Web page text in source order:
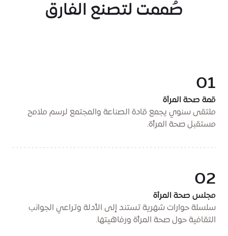
صُممت لتصنع الفارق
01
قمة صحة المرأة
ملتقى سنوي يجمع قادة الصناعة والمجتمع لرسم ملامح
مستقبل صحة المرأة.
02
مجلس صحة المرأة
سلسلة حوارات شهرية تستند إلى الأدلة وتراعي الجوانب
الثقافية حول صحة المرأة ورفاهيتها.